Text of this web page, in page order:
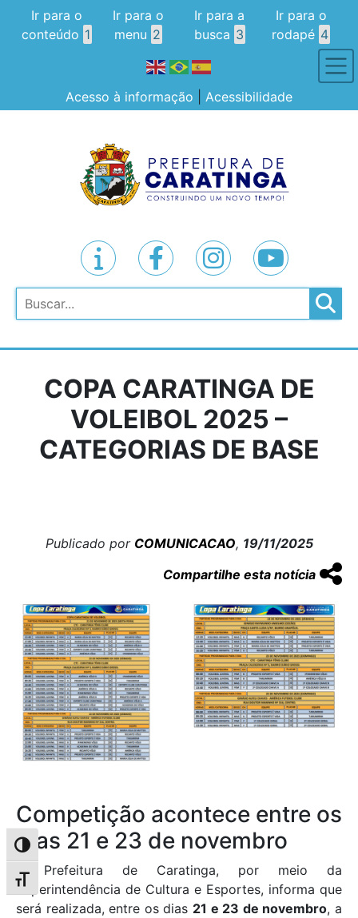
Alternar alto contraste
Alternar tamanho da fonte
Ir para o
conteúdo 1
Ir para o
menu 2
Ir para a
busca 3
Ir para o
rodapé 4
Acesso à informação Acessibilidade
Pesquisar
COPA CARATINGA DE
VOLEIBOL 2025 –
CATEGORIAS DE BASE
Publicado por COMUNICACAO, 19/11/2025
Compartilhe esta notícia
Competição acontece entre os
dias 21 e 23 de novembro
A Prefeitura de Caratinga, por meio da
Superintendência de Cultura e Esportes, informa que
será realizada, entre os dias 21 e 23 de novembro, a